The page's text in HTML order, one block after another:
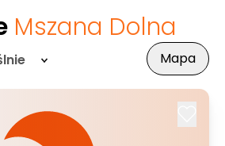
Mszana Dolna
Mapa